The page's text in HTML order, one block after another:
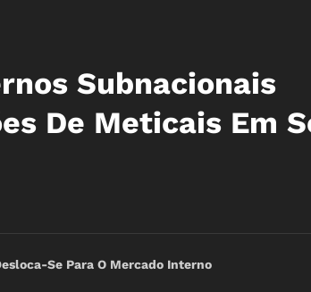
Subnacionais
De Meticais Em
Se Para O Mercado Interno